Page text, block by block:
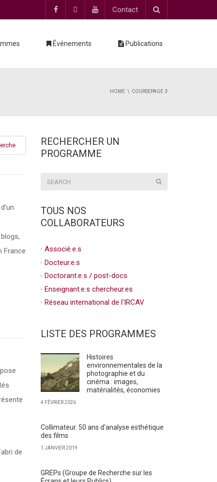
Contact
Événements Publications
HOME COURSEPAGE 3
France
de
RECHERCHER UN
PROGRAMME
TOUS NOS
COLLABORATEURS
Associé.e.s
Docteur.e.s
Doctorant.e.s / post-docs
Enseignant.e.s chercheur.es
Réseau international de l'IRCAV
LISTE DES PROGRAMMES
Histoires
environnementales de la
photographie et du
cinéma : images,
matérialités, économies
4 FÉVRIER 2026
Collimateur. 50 ans d’analyse esthétique
des films
1 JANVIER 2019
GREPs (Groupe de Recherche sur les